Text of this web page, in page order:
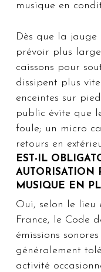
musique en
Dès que la jauge
prévoir plus
caissons pour
dissipent plus
enceintes sur
public évite que
foule; un micro
retours en
EST-IL
AUTORISATION
MUSIQUE EN
Oui, selon le lieu
France, le Code
émissions
généralement
activité